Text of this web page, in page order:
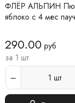
ФЛЁР АЛЬПИН
яблоко с 4 мес
290.00 руб
за 1 шт
1 шт